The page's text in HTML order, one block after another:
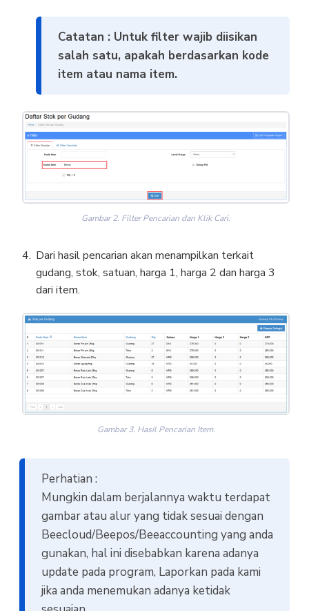
Catatan : Untuk filter wajib diisikan
salah satu, apakah berdasarkan kode
item atau nama item.
Gambar 2. Filter Pencarian dan Klik Cari.
Dari hasil pencarian akan menampilkan terkait
gudang, stok, satuan, harga 1, harga 2 dan harga 3
dari item.
Gambar 3. Hasil Pencarian Item.
Perhatian :
Mungkin dalam berjalannya waktu terdapat
gambar atau alur yang tidak sesuai dengan
Beecloud/Beepos/Beeaccounting yang anda
gunakan, hal ini disebabkan karena adanya
update pada program, Laporkan pada kami
jika anda menemukan adanya ketidak